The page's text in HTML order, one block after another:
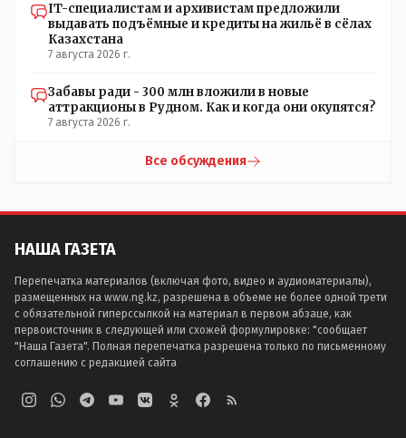
IT-специалистам и архивистам предложили
выдавать подъёмные и кредиты на жильё в сёлах
Казахстана
7 августа 2026 г.
Забавы ради - 300 млн вложили в новые
аттракционы в Рудном. Как и когда они окупятся?
7 августа 2026 г.
Все обсуждения
НАША ГАЗЕТА
Перепечатка материалов (включая фото, видео и аудиоматериалы),
размещенных на www.ng.kz, разрешена в объеме не более одной трети
с обязательной гиперссылкой на материал в первом абзаце, как
первоисточник в следующей или схожей формулировке: "сообщает
"Наша Газета". Полная перепечатка разрешена только по письменному
соглашению с редакцией сайта